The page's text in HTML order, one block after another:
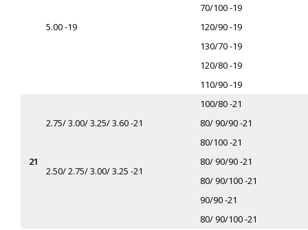
70/100 -19
5.00 -19
120/90 -19
130/70 -19
120/80 -19
110/90 -19
21
2.75/ 3.00/ 3.25/ 3.60 -21
100/80 -21
80/ 90/90 -21
80/100 -21
2.50/ 2.75/ 3.00/ 3.25 -21
80/ 90/90 -21
80/90/100 -21
90/90 -21
80/ 90/100 -21